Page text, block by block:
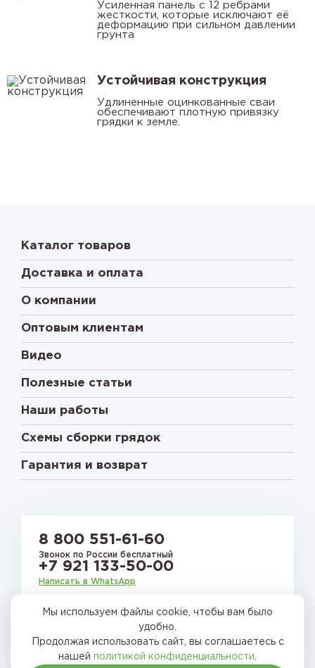
Мы используем файлы cookie, чтобы вам было
удобно.
Продолжая использовать сайт, вы соглашаетесь с
нашей политикой конфиденциальности
Усиленная панель с 12 ребрами
жесткости, которые исключают её
деформацию при сильном давлении
грунта
Устойчивая конструкция
Удлиненные оцинкованные сваи
обеспечивают плотную привязку
грядки к земле.
Каталог товаров
Доставка и оплата
О компании
Оптовым клиентам
Видео
Полезные статьи
Наши работы
Схемы сборки грядок
Гарантия и возврат
8 800 551-61-60
Звонок по России бесплатный
+7 921 133-50-00
Написать в WhatsApp